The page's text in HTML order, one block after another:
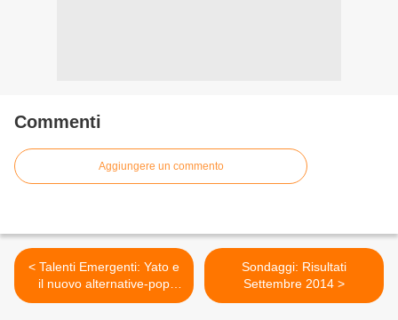
Commenti
Aggiungere un commento
< Talenti Emergenti: Yato e
il nuovo alternative-pop
italiano
Sondaggi: Risultati
Settembre 2014 >